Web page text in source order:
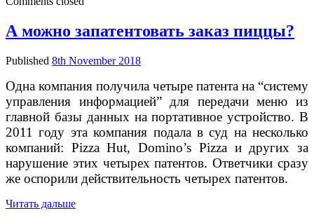
нашли
способ
94%
А можно запатентовать заказ пиццы?
Published 8th November 2018
Одна компания получила четыре патента на “систему
управления информацией” для передачи меню из
главной базы данных на портативное устройство. В
2011 году эта компания подала в суд на несколько
компаний: Pizza Hut, Domino’s Pizza и других за
нарушение этих четырех патентов. Ответчики сразу
же оспорили действительность четырех патентов.
Читать дальшеА